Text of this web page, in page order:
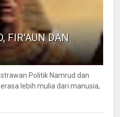
FIR'AUN DAN
Politik Namrud dan
lebih mulia dari manusia,